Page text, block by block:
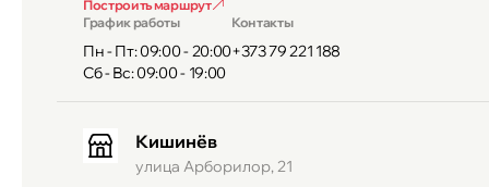
iPhone 13 сочетает современные технологии с
Камера, экран и скорость — на уровне флагмана.
🚀 Выбери надёжный
Построить маршрут
График работы
Пн - Пт: 09:00 - 20:00
Сб - Вс: 09:00 - 19:00
Контакты
+373 79 221 188
Кишинёв
улица Арборилор, 21